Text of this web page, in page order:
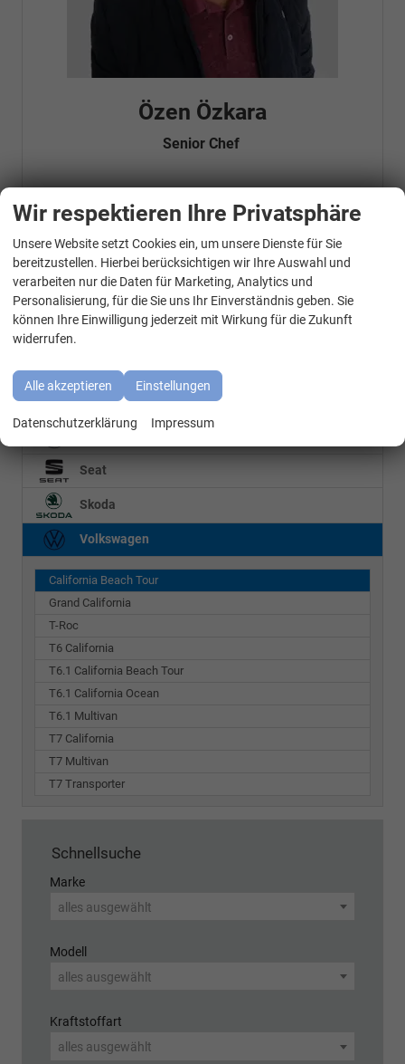
Özen Özkara
Senior Chef
Telefonnummer: 07181 - 47695 15
info@autohausrems.de
Fahrzeugnr.
Geparkte Fahrzeuge (0)
BMW
Cupra
Seat
Skoda
Volkswagen
California Beach Tour
Grand California
T-Roc
T6 California
T6.1 California Beach Tour
T6.1 California Ocean
T6.1 Multivan
T7 California
T7 Multivan
T7 Transporter
Schnellsuche
Marke
alles ausgewählt
Modell
alles ausgewählt
Kraftstoffart
alles ausgewählt
Wir respektieren Ihre Privatsphäre
Unsere Website setzt Cookies ein, um unsere Dienste für Sie
bereitzustellen. Hierbei berücksichtigen wir Ihre Auswahl und
verarbeiten nur die Daten für Marketing, Analytics und
Personalisierung, für die Sie uns Ihr Einverständnis geben. Sie
können Ihre Einwilligung jederzeit mit Wirkung für die Zukunft
widerrufen.
Alle akzeptieren Einstellungen
Datenschutzerklärung Impressum